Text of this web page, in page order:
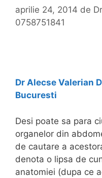
aprilie 24, 2014 de
0758751841
Dr Alecse Valerian
Bucuresti
Desi poate sa para
organelor din
de cautare a
denota o lipsa de
anatomiei (dupa ce